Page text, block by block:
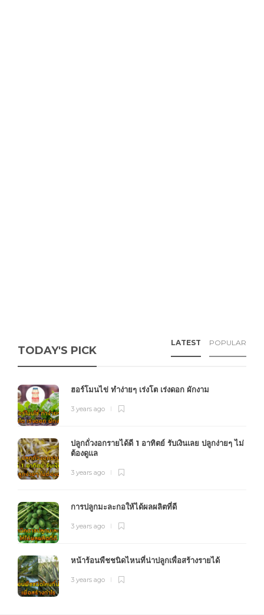
TODAY'S PICK
LATEST POPULAR
ฮอร์โมนไข่ ทำง่ายๆ เร่งโต เร่งดอก ผักงาม
3 years ago
ปลูกถั่วงอกรายได้ดี 1 อาทิตย์ รับเงินเลย ปลูกง่ายๆ ไม่
ต้องดูแล
3 years ago
การปลูกมะละกอให้ได้ผลผลิตที่ดี
3 years ago
หน้าร้อนพืชชนิดไหนที่น่าปลูกเพื่อสร้างรายได้
3 years ago